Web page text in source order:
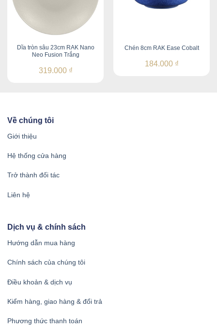
Dĩa tròn sâu 23cm RAK Nano
Neo Fusion Trắng
319.000 ₫
Chén 8cm RAK Ease Cobalt
184.000 ₫
Về chúng tôi
Giới thiệu
Hệ thống cửa hàng
Trở thành đối tác
Liên hệ
Dịch vụ & chính sách
Hướng dẫn mua hàng
Chính sách của chúng tôi
Điều khoản & dịch vụ
Kiểm hàng, giao hàng & đổi trả
Phương thức thanh toán